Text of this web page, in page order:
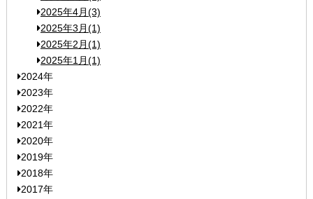
2025年4月(3)
2025年3月(1)
2025年2月(1)
2025年1月(1)
2024年
2023年
2022年
2021年
2020年
2019年
2018年
2017年